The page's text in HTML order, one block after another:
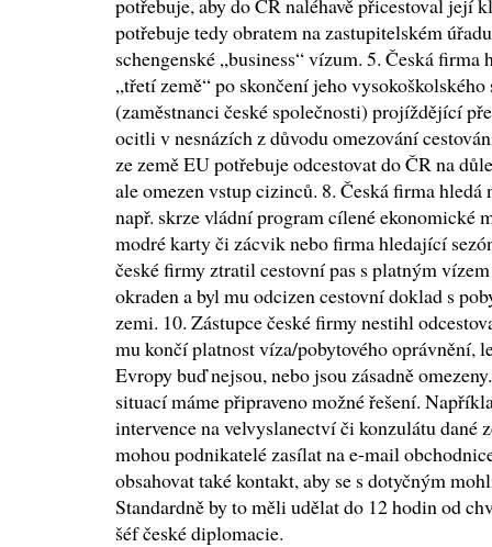
potřebuje, aby do ČR naléhavě přicestoval její
potřebuje tedy obratem na zastupitelském
schengenské „business“ vízum. 5. Česká firma
„třetí země“ po skončení jeho
(zaměstnanci české společnosti) projíždějící
ocitli v nesnázích z důvodu omezování
ze země EU potřebuje odcestovat do ČR na
ale omezen vstup cizinců. 8. Česká firma hledá
např. skrze vládní program cílené ekonomické
modré karty či zácvik nebo firma hledající
české firmy ztratil cestovní pas s platným
okraden a byl mu odcizen cestovní doklad s
zemi. 10. Zástupce české firmy nestihl
mu končí platnost víza/pobytového oprávnění,
Evropy buď nejsou, nebo jsou zásadně
situací máme připraveno možné řešení.
intervence na velvyslanectví či konzulátu dané
mohou podnikatelé zasílat na e-mail
obsahovat také kontakt, aby se s dotyčným
Standardně by to měli udělat do 12 hodin od
šéf české diplomacie.